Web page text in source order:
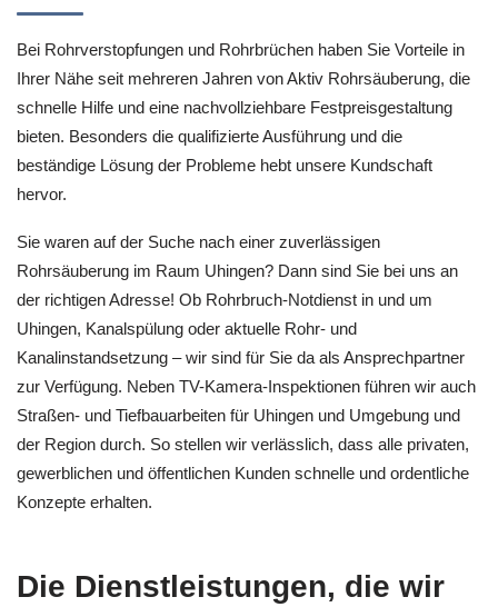
Bei Rohrverstopfungen und Rohrbrüchen haben Sie Vorteile in
Ihrer Nähe seit mehreren Jahren von Aktiv Rohrsäuberung, die
schnelle Hilfe und eine nachvollziehbare Festpreisgestaltung
bieten. Besonders die qualifizierte Ausführung und die
beständige Lösung der Probleme hebt unsere Kundschaft
hervor.
Sie waren auf der Suche nach einer zuverlässigen
Rohrsäuberung im Raum Uhingen? Dann sind Sie bei uns an
der richtigen Adresse! Ob Rohrbruch-Notdienst in und um
Uhingen, Kanalspülung oder aktuelle Rohr- und
Kanalinstandsetzung – wir sind für Sie da als Ansprechpartner
zur Verfügung. Neben TV-Kamera-Inspektionen führen wir auch
Straßen- und Tiefbauarbeiten für Uhingen und Umgebung und
der Region durch. So stellen wir verlässlich, dass alle privaten,
gewerblichen und öffentlichen Kunden schnelle und ordentliche
Konzepte erhalten.
Die Dienstleistungen, die wir